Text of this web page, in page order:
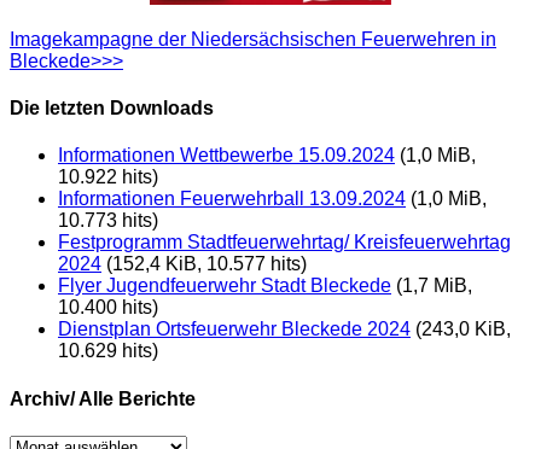
Imagekampagne der Niedersächsischen Feuerwehren in
Bleckede>>>
Die letzten Downloads
Informationen Wettbewerbe 15.09.2024 (1,0 MiB,
10.922 hits)
Informationen Feuerwehrball 13.09.2024 (1,0 MiB,
10.773 hits)
Festprogramm Stadtfeuerwehrtag/ Kreisfeuerwehrtag
2024 (152,4 KiB, 10.577 hits)
Flyer Jugendfeuerwehr Stadt Bleckede (1,7 MiB,
10.400 hits)
Dienstplan Ortsfeuerwehr Bleckede 2024 (243,0 KiB,
10.629 hits)
Archiv/ Alle Berichte
Archiv/